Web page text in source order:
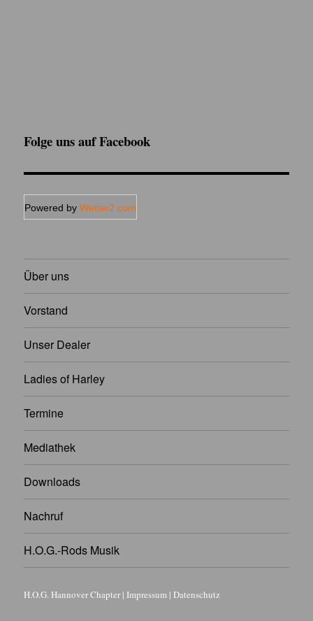
Folge uns auf Facebook
Powered byWetter2.com
Über uns
Vorstand
Unser Dealer
Ladies of Harley
Termine
Mediathek
Downloads
Nachruf
H.O.G.-Rods Musik
H.O.G. Hannover Chapter | Impressum |Datenschutz